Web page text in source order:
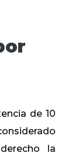
de 10
la